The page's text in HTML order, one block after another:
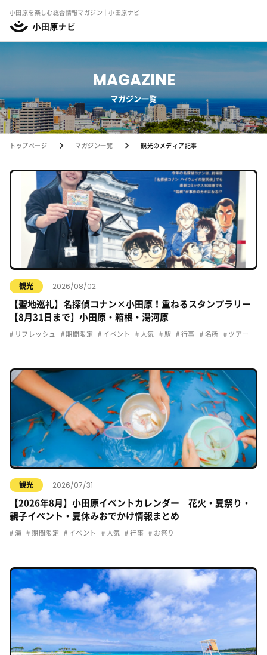
小田原を楽しむ総合情報マガジン｜小田原ナビ
MAGAZINE
マガジン一覧
トップページ マガジン一覧 観光のメディア記事
観光 2026/08/02
【聖地巡礼】名探偵コナン×小田原！重ねるスタンプラリー
【8月31日まで】小田原・箱根・湯河原
リフレッシュ 期間限定 イベント 人気 駅 行事 名所 ツアー
観光 2026/07/31
【2026年8月】小田原イベントカレンダー｜花火・夏祭り・
親子イベント・夏休みおでかけ情報まとめ
海 期間限定 イベント 人気 行事 お祭り